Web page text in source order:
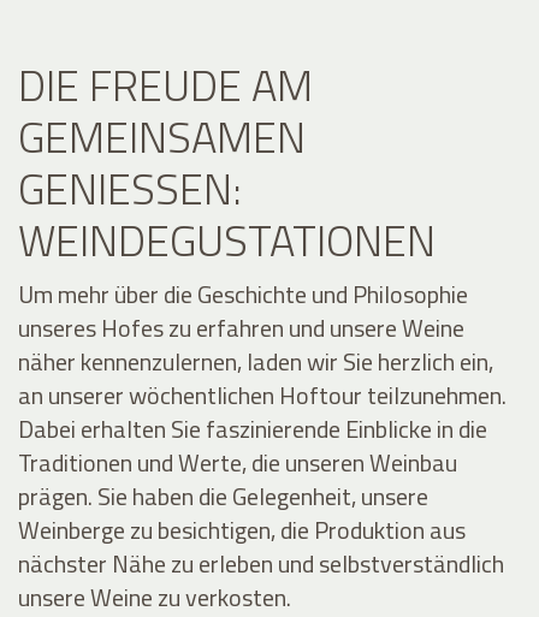
DIE FREUDE AM
GEMEINSAMEN
GENIESSEN: W
EINDEGUSTATIONEN
Um mehr über die Geschichte und Philosophie
unseres Hofes zu erfahren und unsere Weine
näher kennenzulernen, laden wir Sie herzlich ein,
an unserer wöchentlichen Hoftour teilzunehmen.
Dabei erhalten Sie faszinierende Einblicke in die
Traditionen und Werte, die unseren Weinbau
prägen. Sie haben die Gelegenheit, unsere
Weinberge zu besichtigen, die Produktion aus
nächster Nähe zu erleben und selbstverständlich
unsere Weine zu verkosten.